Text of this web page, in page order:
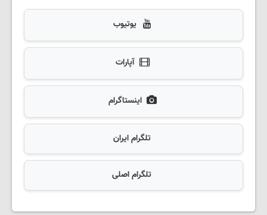
یوتیوب
آپارات
اینستاگرام
تلگرام ایران
تلگرام اصلی